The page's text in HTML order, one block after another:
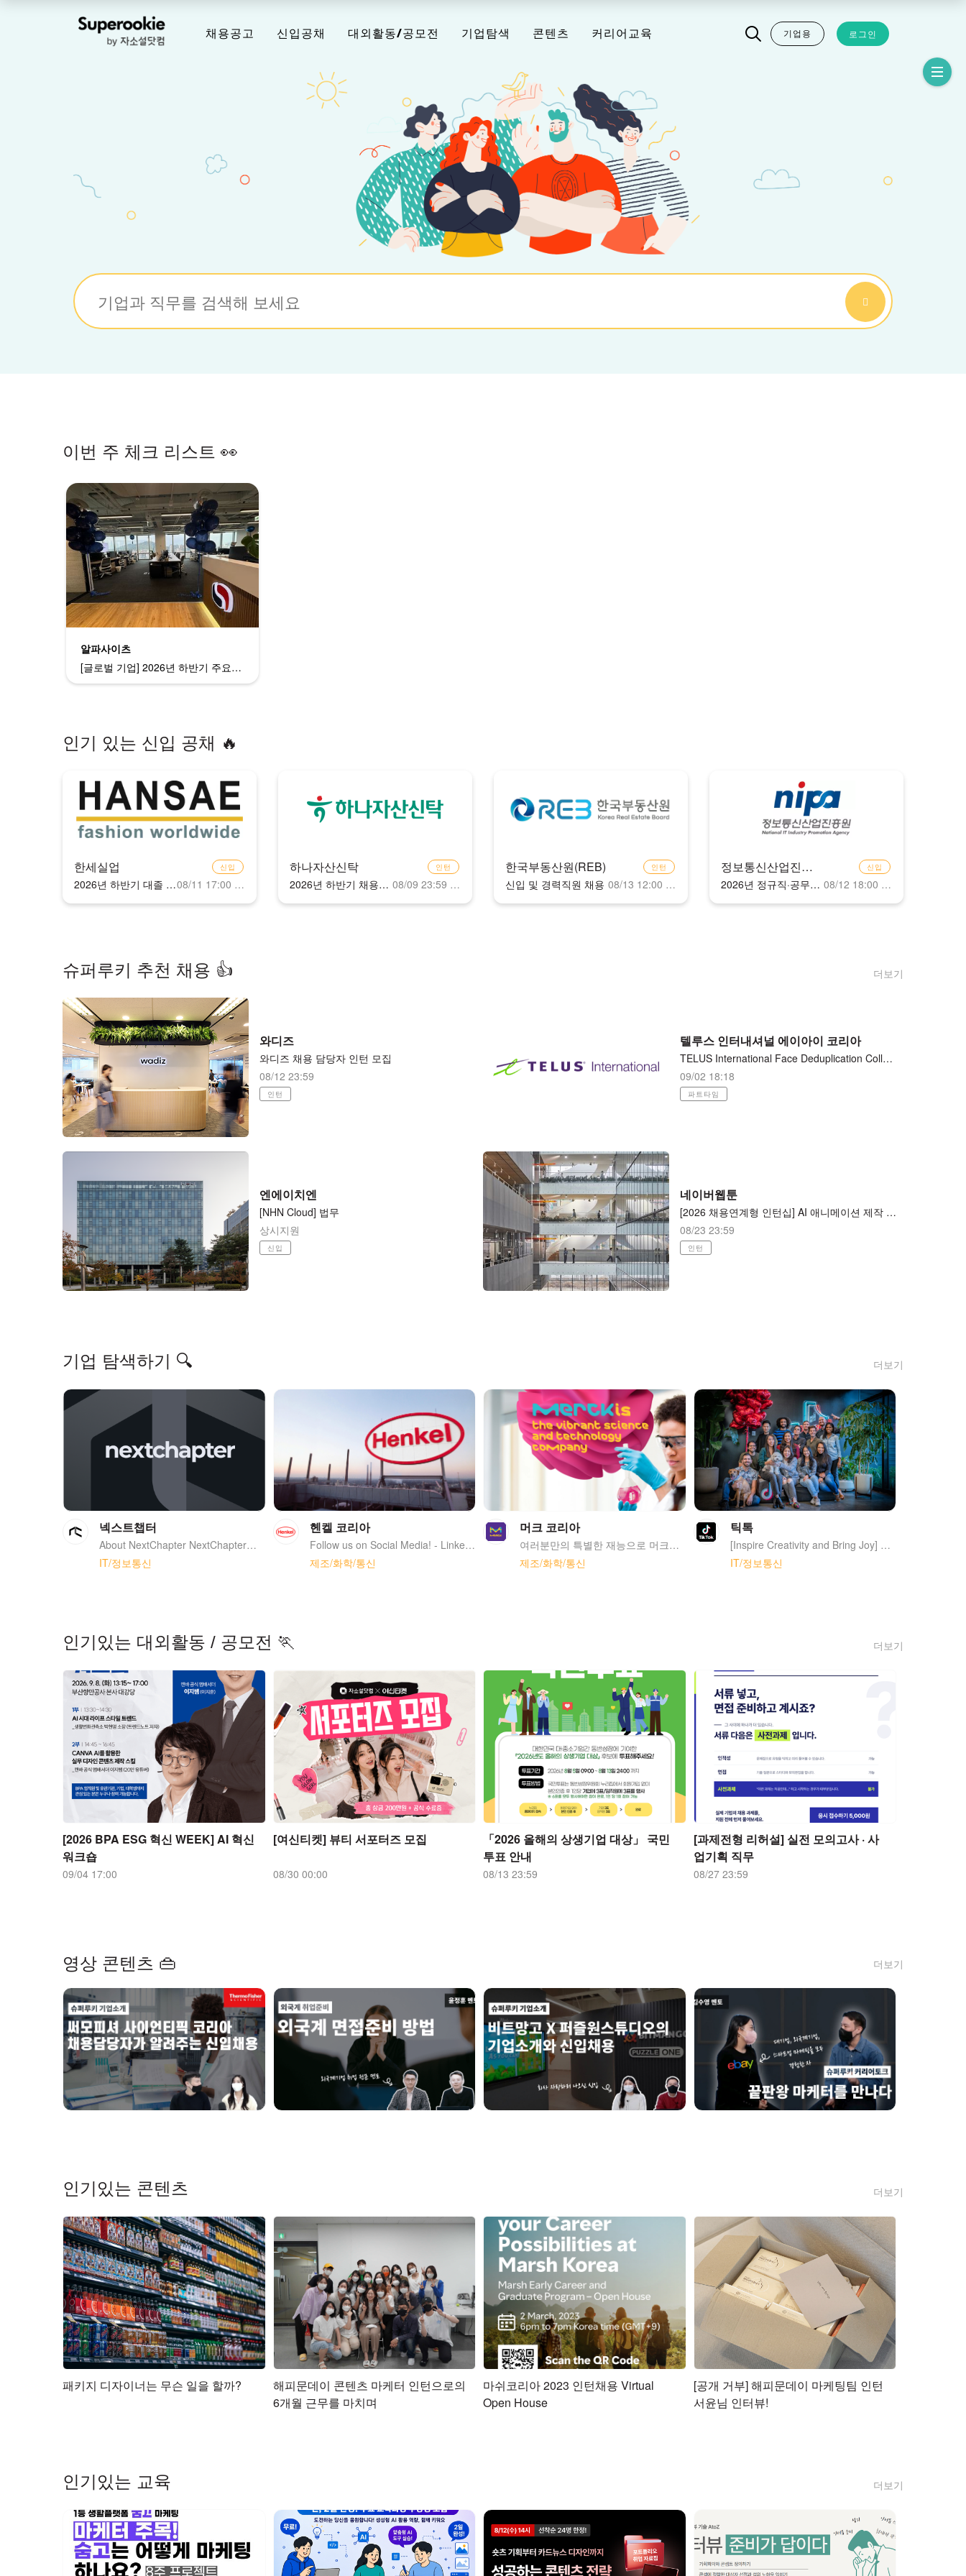
채용공고 신입공채 대외활동/공모전 기업탐색 콘텐츠 커리어교육 로그인
기업용
이번 주 체크 리스트 👀
알파사이츠
[글로벌 기업] 2026년 하반기 주요 고객사 프로젝트 담당자 (신입/정규직)
인기 있는 신입 공채 🔥
한세실업
2026년 하반기 대졸 신입사원 공개채용
신입
08/11 17:00 마감
하나자산신탁
2026년 하반기 채용연계형 인턴사원 모집
인턴
08/09 23:59 마감
한국부동산원(REB)
신입 및 경력직원 채용
인턴
08/13 12:00 마감
정보통신산업진흥원(NIPA)
2026년 정규직·공무정규직·체험형 청년인턴 채용
신입
08/12 18:00 마감
더보기
슈퍼루키 추천 채용 👍
와디즈
와디즈 채용 담당자 인턴 모집
08/12 23:59
인턴
텔루스 인터내셔널 에이아이 코리아
TELUS International Face Deduplication Collection 재택근무
09/02 18:18
파트타임
엔에이치엔
[NHN Cloud] 법무
상시지원
신입
네이버웹툰
[2026 채용연계형 인턴십] AI 애니메이션 제작 (AI animator) AI 애니메이션 제작
08/23 23:59
인턴
더보기
기업 탐색하기 🔍
넥스트챕터
About NextChapter NextChapter는 2021년 4월 “차세대 글로벌 소비재 브랜드 컴퍼니(Next-generation Global Consumer Brand)“를 Vision으로 설립되었습니다. Seed 및 Series A 라운드에서 총 275억 원의 투자 유치에 성공하였고, 현재 CPG, Living, Beauty & Personal Care 등 핵심 소비재 영역에서 15개 브랜드를 운영하고 있습니다. 출범 첫 해 연 매출 700만 원에 불과했던 회사는 매년 고속 성장을 지속해 왔으며, 2026년 연매출 750억원 달성을 목표로 하고 있습니다. 우리는 명확한 시장의 틈(gap)이 존재하는 소비재 카테고리에서 기회를 발굴하고, 브랜드·제품·운영 전반에 걸친 체계적이고 인사이트 기반의 실행을 통해 제품의 잠재 가치를 실현합니다. 빠르게 성장하는 시장뿐만 아니라 이미 성숙한 시장까지, 구조적인 틈이 존재하고 더 나은 실행을 통해 의미 있는 소비자 가치를 만들 수 있는 영역을 지속적으로 탐색합니다. 많은 경우 이러한 시장은 기존 레거시 플레이어들에 의해 형성되어 있으며, 변화하는 소비자 기대에 비해 혁신이나 브랜드 기준이 충분히 발전하지 못한 상태입니다. 우리는 이러한 기회에 대해 기존 브랜드를 인수해 확장하거나, 새로운 브랜드를 직접 론칭하는 방식으로 진입합니다. 기회 발굴에서 실행, 그리고 스케일업까지 이어지는 실행 역량은 우리의 핵심 차별점입니다. 우리는 제품 개발, 그로스 마케팅, 디지털 중심 유통 채널 전반에 걸친 운영 역량을 기반으로, 기회를 빠르게 실행으로 옮기고 스케일업까지 연결하는 조직을 만들어 왔습니다. 인수는 우리가 활용할 수 있는 하나의 수단이지만, 궁극적으로 지속 가능한 가치를 만들어내는 것은 체계적인 운영 실행력이며, 이러한 믿음 하에 운영 역량을 지속적으로 고도화해 나아가고 있습니다. 우리는 Everlasting Brands는 압도적으로 좋은 제품 위에서만 만들어진다고 믿습니다. 제품 완성도에는 타협하지 않으며, 단기적인 매각을 목표로 하기보다는 장기적으로 소유하고 운영할 수 있는 브랜드를 만들어갑니다. NextChapter는 AI 기반 커머스 운영 인프라를 자체적으로 구축하고 있습니다. 이 기술적 기반을 바탕으로, 향후에는 극단적으로 자동화된 오퍼레이션 구조를 만들어 보다 빠르고 정교한 의사결정이 가능한 운영 시스템을 완성해 나갈 계획입니다. 우리는 ‘타협하지 않는 채용’을 원칙으로 삼으며, 전사적인 인사 정책의 중심에 Nexter Leadership Principles 를 두고 있습니다. 사람의 성장이 곧 브랜드의 성장으로 이어진다는 믿음 아래, 좋은 팀을 만드는 것에 전념하고 있습니다.
IT/정보통신
헨켈 코리아
Follow us on Social Media! - LinkedIn: https://www.linkedin.com/company/henkel/ - Instagram: https://www.instagram.com/henkeltalent/ - Facebook: https://www.facebook.com/henkelcareers/ - YouTube: https://www.youtube.com/user/Henkel
제조/화학/통신
머크 코리아
여러분만의 특별한 재능으로 머크와 함께 마법을 펼쳐보세요! 커리어 여정을 계속해서 탐험하고, 발견하고, 도전할 준비가 되셨나요? 커리어에 대한 열정으로 가득한 여러분처럼, 머크도 거대한 포부로 가득하답니다! 머크의 전 세계에 있는 구성원들은 과학 기술의 혁신으로 헬스케어, 생명과학, 그리고 전자소재 부문에서 사람들의 삶을 풍요롭게 만들고 있습니다. 머크의 구성원들은 한마음이 되어 고객, 환자, 인류, 더 나아가 지구의 지속 가능함을 위해 힘쓰고 있습니다. 그것이 바로 머크가 호기심 가득한 인재를 원하는 이유랍니다, 호기심은 모든 것을 상상할 수 있게 만드는 원동력이니까요. 머크는 1668년 독일의 약국에서부터 시작하였으며, 화학 사업까지 확대하면서 현재 제약, 생명과학, 전자소재 세 비즈니스 포트폴리오를 보유하고 있습니다. 현재에는 연 매출 약 30조원 (2022년 기준)을 기록하는 세계적인 대기업이 되었으며, 약 6만 4천명의 직원들이 66개국에서 각자의 역할을 수행하여 과학 기술 발전을 위해 노력하고 있습니다. 1989년에 설립되어 올해로 34주년을 맞이하게 된 머크 코리아는 서울 강남구 테헤란로에 위치한 본사를 두고 있습니다. 이를 비롯해 13개의 연구소 및 공장에서 약 1,700명의 직원분들과 함께 성장하고 있습니다. 특히 바이오, 디스플레이, 그리고 반도체 강국인 우리나라에서 머크 코리아는 생명과학과 전자소재 비즈니스의 핵심 허브의 역할을 맡고 있습니다.
제조/화학/통신
틱톡
[Inspire Creativity and Bring Joy] 틱톡은 쇼트 모바일 비디오의 궁극적인 목적지가 되는 것을 지향하며, 우리의 미션은 창의력을 고취시키고 즐거움을 주는 것입니다. 우리는 LA, 뉴욕, 런던, 파리, 베를린, 두바이, 뭄바이, 싱가포르, 자카르타, 서울 그리고 도쿄에 글로벌 오피스를 두고 있습니다.
IT/정보통신
더보기
인기있는 대외활동 / 공모전 🏃
[2026 BPA ESG 혁신 WEEK] AI 혁신
워크숍
09/04 17:00
[여신티켓] 뷰티 서포터즈 모집
08/30 00:00
「2026 올해의 상생기업 대상」 국민
투표 안내
08/13 23:59
[과제전형 리허설] 실전 모의고사 · 사
업기획 직무
08/27 23:59
더보기
영상 콘텐츠 👜
더보기
인기있는 콘텐츠
패키지 디자이너는 무슨 일을 할까?
해피문데이 콘텐츠 마케터 인턴으로의
6개월 근무를 마치며
마쉬코리아 2023 인턴채용 Virtual
Open House
[공개 거부] 해피문데이 마케팅팀 인턴
서윤님 인터뷰!
더보기
인기있는 교육